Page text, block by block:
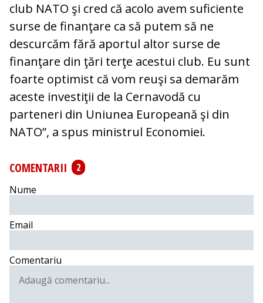
club NATO şi cred că acolo avem suficiente
surse de finanţare ca să putem să ne
descurcăm fără aportul altor surse de
finanţare din ţări terţe acestui club. Eu sunt
foarte optimist că vom reuşi sa demarăm
aceste investiţii de la Cernavodă cu
parteneri din Uniunea Europeană şi din
NATO”, a spus ministrul Economiei.
COMENTARII
2
Nume
Email
Comentariu